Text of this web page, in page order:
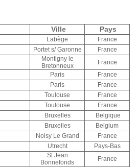
Ville Pays
Labège
France
Portet s/ Garonne
France
Montigny le
Bretonneux
France
Paris
France
Paris
France
Toulouse
France
Toulouse
France
Bruxelles
Belgique
Bruxelles
Belgium
Noisy Le Grand
France
Utrecht
Pays-Bas
St Jean
Bonnefonds
France